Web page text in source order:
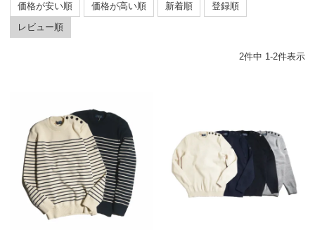
価格が安い順
価格が高い順 新着順
登録順
レビュー順
2件中 1-2件表示